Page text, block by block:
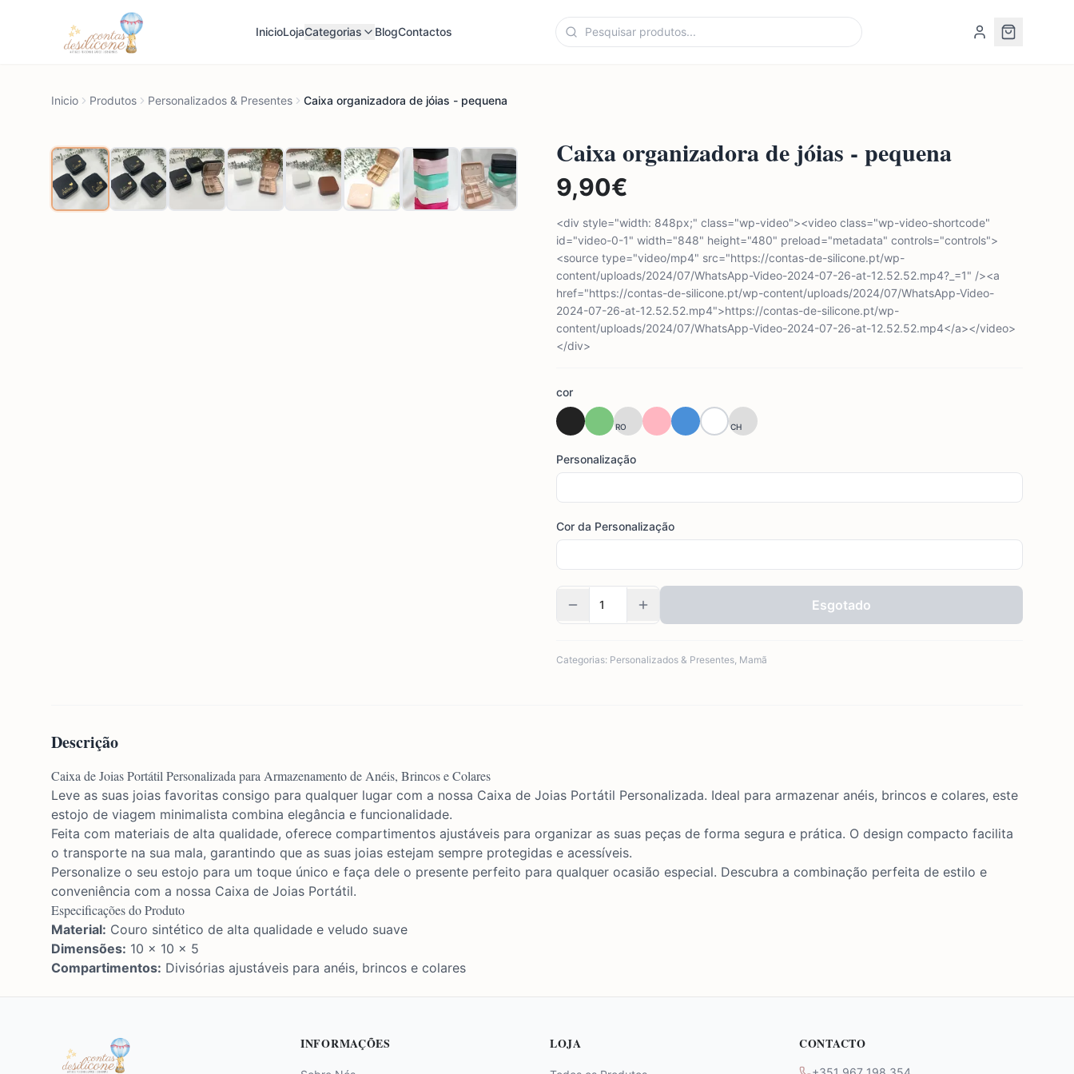
InicioLojaCategorias BlogContactos
Inicio Produtos Personalizados & Presentes Caixa organizadora de jóias - pequena
Caixa organizadora de jóias - pequena
9,90€
<div style="width: 848px;" class="wp-video"><video class="wp-video-shortcode"
id="video-0-1" width="848" height="480" preload="metadata" controls="controls">
<source type="video/mp4" src="https://contas-de-silicone.pt/wp-
content/uploads/2024/07/WhatsApp-Video-2024-07-26-at-12.52.52.mp4?_=1" /><a
href="https://contas-de-silicone.pt/wp-content/uploads/2024/07/WhatsApp-Video-
2024-07-26-at-12.52.52.mp4">https://contas-de-silicone.pt/wp-
content/uploads/2024/07/WhatsApp-Video-2024-07-26-at-12.52.52.mp4</a></video>
</div>
cor
RO CH
Personalização
Cor da Personalização
Esgotado
Categorias: Personalizados & Presentes, Mamã
Descrição
Caixa de Joias Portátil Personalizada para Armazenamento de Anéis, Brincos e Colares
Leve as suas joias favoritas consigo para qualquer lugar com a nossa Caixa de Joias Portátil Personalizada. Ideal para armazenar anéis, brincos e colares, este
estojo de viagem minimalista combina elegância e funcionalidade.
Feita com materiais de alta qualidade, oferece compartimentos ajustáveis para organizar as suas peças de forma segura e prática. O design compacto facilita
o transporte na sua mala, garantindo que as suas joias estejam sempre protegidas e acessíveis.
Personalize o seu estojo para um toque único e faça dele o presente perfeito para qualquer ocasião especial. Descubra a combinação perfeita de estilo e
conveniência com a nossa Caixa de Joias Portátil.
Especificações do Produto
Material: Couro sintético de alta qualidade e veludo suave
Dimensões: 10 x 10 x 5
Compartimentos: Divisórias ajustáveis para anéis, brincos e colares
INFORMAÇÕES LOJA CONTACTO